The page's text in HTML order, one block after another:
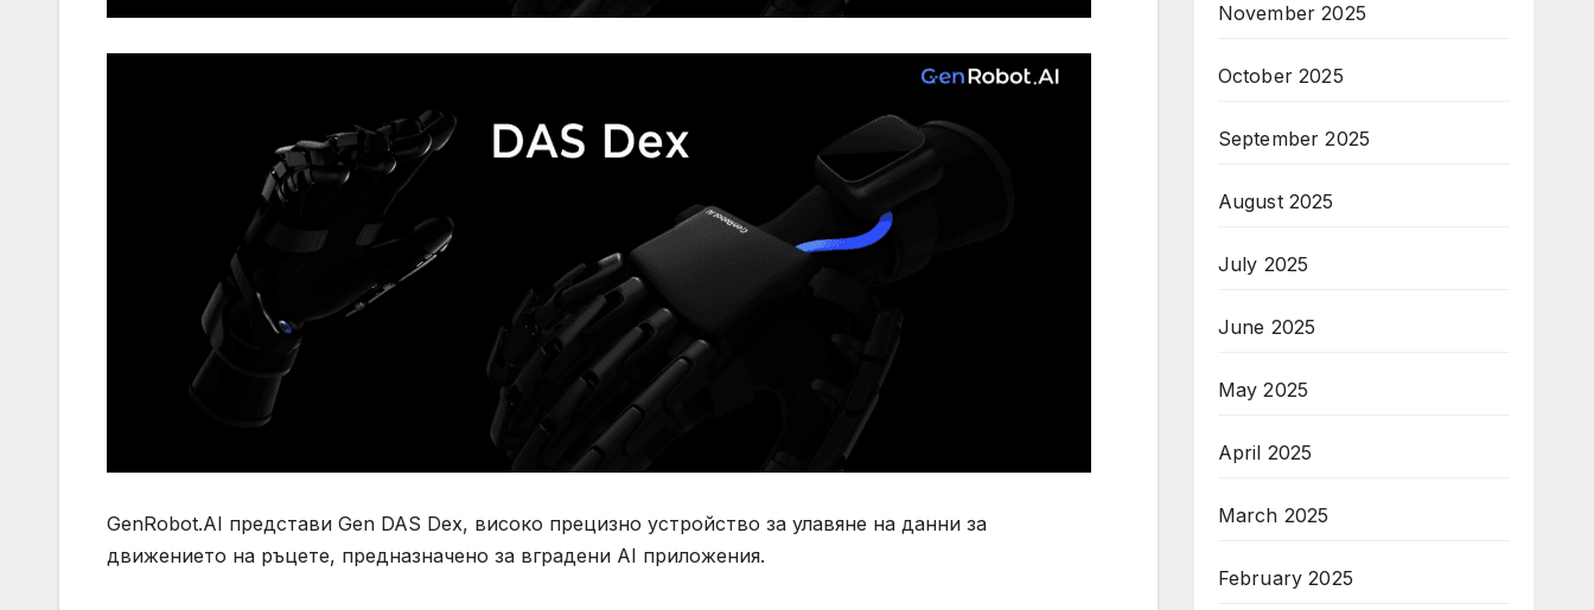
GenRobot.AI представи Gen DAS Dex, високо прецизно устройство за улавяне на данни за
движението на ръцете, предназначено за вградени AI приложения.
November 2025
October 2025
September 2025
August 2025
July 2025
June 2025
May 2025
April 2025
March 2025
February 2025